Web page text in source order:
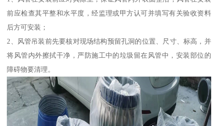
前应检查其平整和水平度，经监理或甲方认可并填写有关验收资料
后方可安装；
2、风管吊装前先要核对现场结构预留孔洞的位置、尺寸、标高，并
将风管内外擦拭干净，严防施工中的垃圾留在风管中，安装部位的
障碍物要清理。